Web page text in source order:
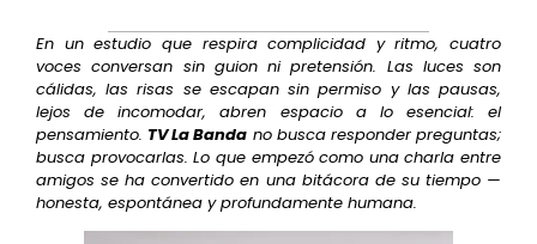
En un estudio que respira complicidad y ritmo, cuatro
voces conversan sin guion ni pretensión. Las luces son
cálidas, las risas se escapan sin permiso y las pausas,
lejos de incomodar, abren espacio a lo esencial: el
pensamiento. TV La Banda no busca responder preguntas;
busca provocarlas. Lo que empezó como una charla entre
amigos se ha convertido en una bitácora de su tiempo —
honesta, espontánea y profundamente humana.